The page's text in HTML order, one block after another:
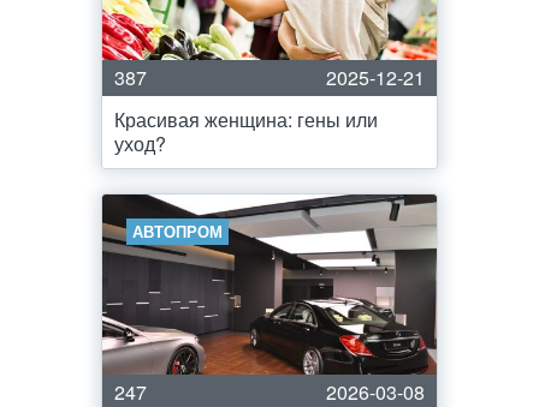
387
2025-12-21
Красивая женщина: гены или
уход?
АВТОПРОМ
247
2026-03-08